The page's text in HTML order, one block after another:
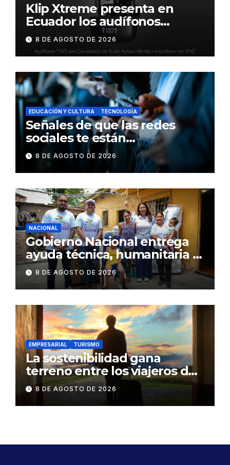
Klip Xtreme presenta en
Ecuador los audífonos
DynaBuds con sonido
inteligente y control táctil
8 DE AGOSTO DE 2026
EDUCACIÓN Y CULTURA TECNOLOGÍA
Señales de que las redes
sociales te están
consumiendo
8 DE AGOSTO DE 2026
NACIONAL
Gobierno Nacional entrega
ayuda técnica, humanitaria y
Bono Joaquín Gallegos Lara a
familia en situación de
vulnerabilidad
8 DE AGOSTO DE 2026
EMPRESARIAL TURISMO
La sostenibilidad gana
terreno entre los viajeros de
negocios
8 DE AGOSTO DE 2026